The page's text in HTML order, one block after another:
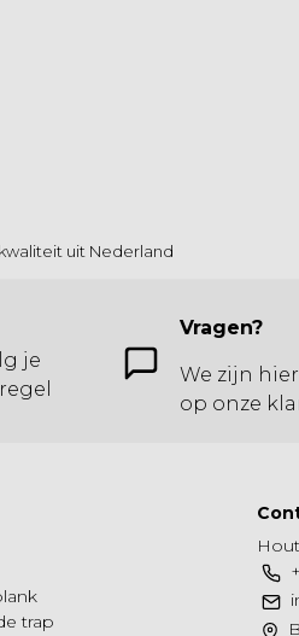
uit Nederland
je
Vragen?
We zijn
op onze
trap